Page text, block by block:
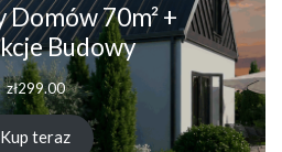
Domów 70m² +
Budowy
zł299.00
Kup teraz